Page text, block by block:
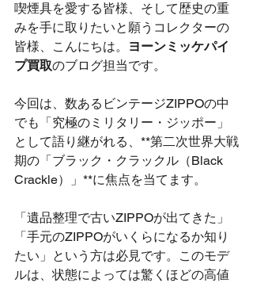
喫煙具を愛する皆様、そして歴史の重
みを手に取りたいと願うコレクターの
皆様、こんにちは。
ヨーンミッケパイ
プ買取のブログ担当です。
今回は、数あるビンテージZIPPOの中
でも「究極のミリタリー・ジッポー」
として語り継がれる、**第二次世界大戦
期の「ブラック・クラックル（Black
Crackle）」**に焦点を当てます。
「遺品整理で古いZIPPOが出てきた」
「手元のZIPPOがいくらになるか知り
たい」という方は必見です。このモデ
ルは、状態によっては驚くほどの高値